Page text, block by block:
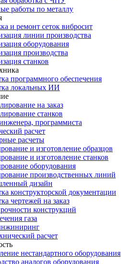
работы по металлу
и ремонт сеток вибросит
линии производства
оборудования
производства
станков
программного обеспечения
локальных ИИ
на заказ
станков
программиста
расчет
расчеты
и изготовление образцов
и изготовление станков
оборудования
производственных линий
дизайн
конструкторской документации
чертежей на заказ
конструкций
газа
расчет
нестандартного оборудования
аналогов оборудования